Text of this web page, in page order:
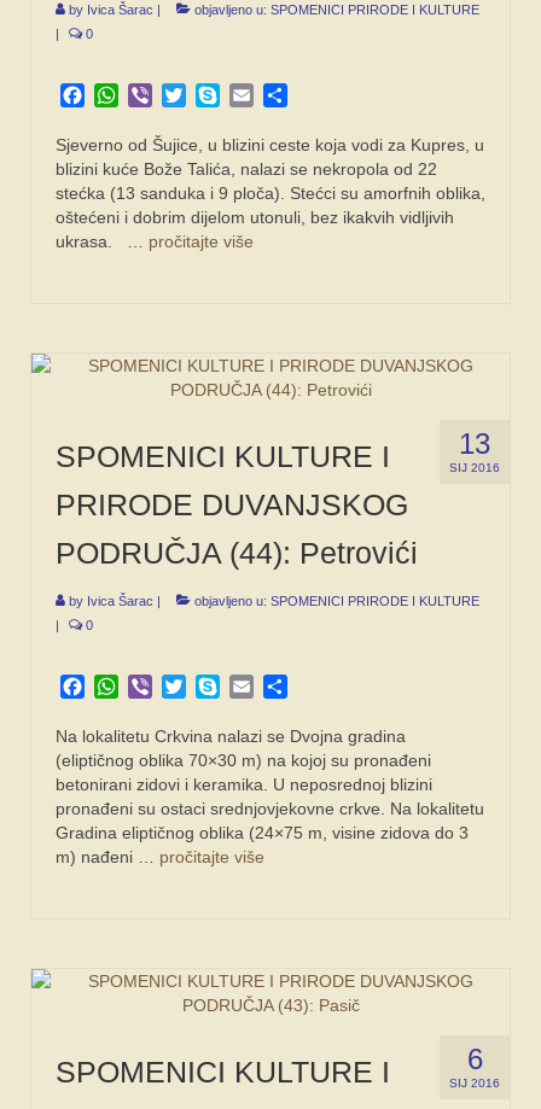
by Ivica Šarac | objavljeno u: SPOMENICI PRIRODE I KULTURE
|
0
Facebook
WhatsApp
Viber TwitterSkypeEmail
Sjeverno od Šujice, u blizini ceste koja vodi za Kupres, u
blizini kuće Bože Talića, nalazi se nekropola od 22
stećka (13 sanduka i 9 ploča). Stećci su amorfnih oblika,
oštećeni i dobrim dijelom utonuli, bez ikakvih vidljivih
ukrasa. … pročitajte više
13
SIJ 2016
SPOMENICI KULTURE I
PRIRODE DUVANJSKOG
PODRUČJA (44): Petrovići
by Ivica Šarac | objavljeno u: SPOMENICI PRIRODE I KULTURE
|
0
Facebook
WhatsApp
Viber TwitterSkypeEmail
Na lokalitetu Crkvina nalazi se Dvojna gradina
(eliptičnog oblika 70×30 m) na kojoj su pronađeni
betonirani zidovi i keramika. U neposrednoj blizini
pronađeni su ostaci srednjovjekovne crkve. Na lokalitetu
Gradina eliptičnog oblika (24×75 m, visine zidova do 3
m) nađeni … pročitajte više
6
SIJ 2016
SPOMENICI KULTURE I